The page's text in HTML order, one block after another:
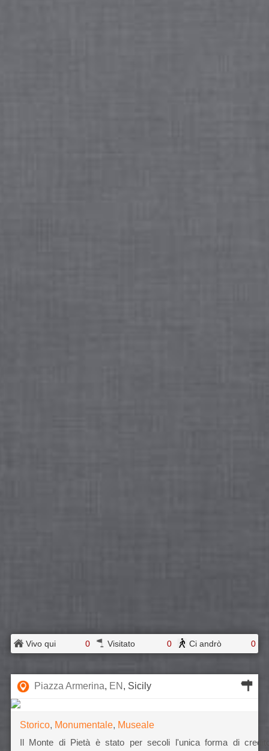
Vivo qui 0 Visitato 0 Ci andrò 0
Piazza Armerina, EN , Sicily
Storico, Monumentale, Museale
Il Monte di Pietà è stato per secoli l'unica forma di